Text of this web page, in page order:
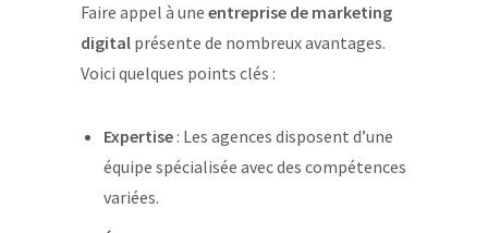
Faire appel à une entreprise de marketing
digital présente de nombreux avantages.
Voici quelques points clés :
Expertise: Les agences disposent d’une
équipe spécialisée avec des compétences
variées.